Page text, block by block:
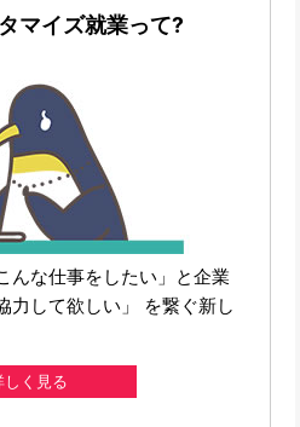
マイズ就業って?
んな仕事をしたい」と企業
力して欲しい」 を繋ぐ新し
しく見る